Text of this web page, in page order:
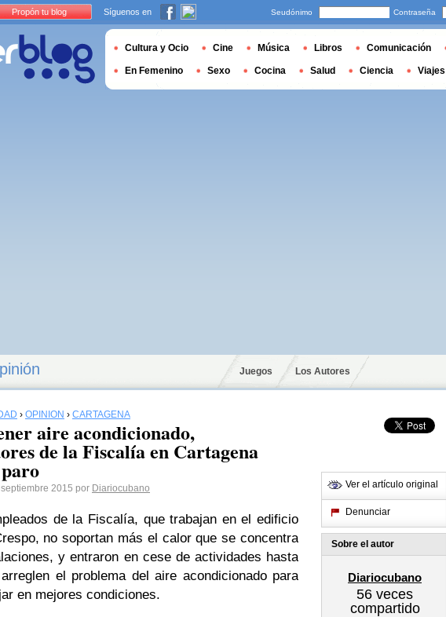
Juegos Los Autores
› OPINIÓN › CARTAGENA
aire acondicionado,
de la Fiscalía en Cartagena
2015 por Diariocubano
de la Fiscalía, que trabajan en el edificio
no soportan más el calor que se concentra
y entraron en cese de actividades hasta
el problema del aire acondicionado para
en mejores condiciones.
Ver el artículo original
Denunciar
Sobre el autor
Diariocubano
56 veces
compartido
Propón tu blog Síguenos en Seudónimo Contraseña
Cultura y Ocio Cine Música Libros Comunicación
En Femenino Sexo Cocina Salud Ciencia Viajes